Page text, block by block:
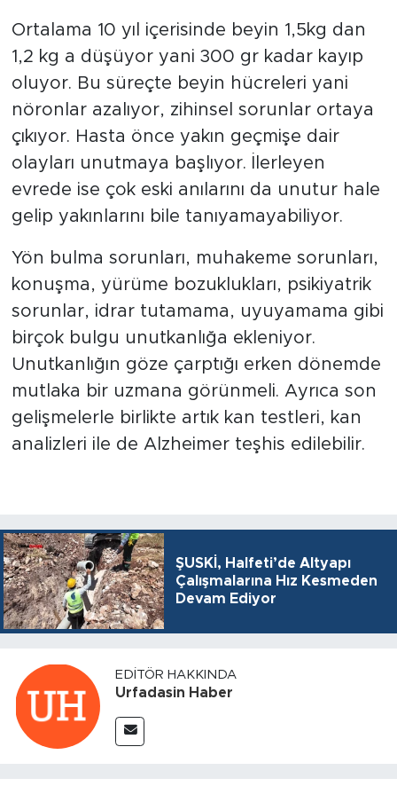
Ortalama 10 yıl içerisinde beyin 1,5kg dan
1,2 kg a düşüyor yani 300 gr kadar kayıp
oluyor. Bu süreçte beyin hücreleri yani
nöronlar azalıyor, zihinsel sorunlar ortaya
çıkıyor. Hasta önce yakın geçmişe dair
olayları unutmaya başlıyor. İlerleyen
evrede ise çok eski anılarını da unutur hale
gelip yakınlarını bile tanıyamayabiliyor.
Yön bulma sorunları, muhakeme sorunları,
konuşma, yürüme bozuklukları, psikiyatrik
sorunlar, idrar tutamama, uyuyamama gibi
birçok bulgu unutkanlığa ekleniyor.
Unutkanlığın göze çarptığı erken dönemde
mutlaka bir uzmana görünmeli. Ayrıca son
gelişmelerle birlikte artık kan testleri, kan
analizleri ile de Alzheimer teşhis edilebilir.
ŞUSKİ, Halfeti’de Altyapı
Çalışmalarına Hız Kesmeden
Devam Ediyor
EDITÖR HAKKINDA
Urfadasin Haber